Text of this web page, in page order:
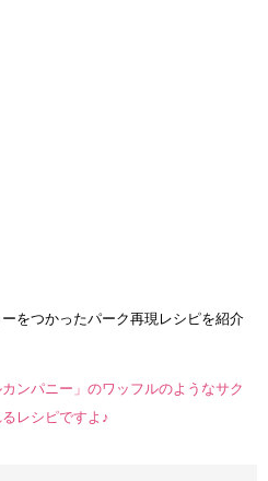
をつかったパーク再現レシピを紹介
ンパニー」のワッフルのようなサク
レシピですよ♪